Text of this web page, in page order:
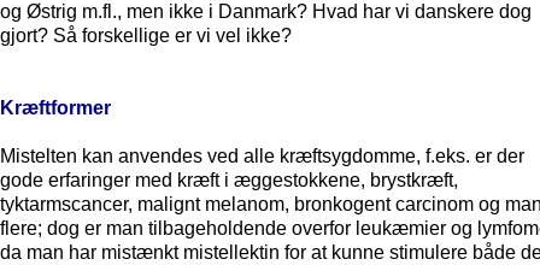
og Østrig m.fl., men ikke i Danmark? Hvad har vi danskere dog
gjort? Så forskellige er vi vel ikke?
Kræftformer
Mistelten kan anvendes ved alle kræftsygdomme, f.eks. er der
gode erfaringer med kræft i æggestokkene, brystkræft,
tyktarmscancer, malignt melanom, bronkogent carcinom og
flere; dog er man tilbageholdende overfor leukæmier og
da man har mistænkt mistellektin for at kunne stimulere både